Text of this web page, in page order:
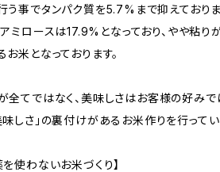
う事でタンパク質を5.7%まで抑えておりま
アミロースは17.9%となっており、やや粘
お米となっております。
全てではなく、美味しさはお客様の好み
味しさ」の裏付けがあるお米作りを行ってい
を使わないお米づくり】